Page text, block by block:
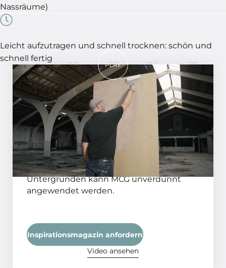
Nassräume)
Leicht aufzutragen und schnell trocknen: schön und
schnell fertig
PLAY
01 02 03 04 05
In 5 Schritten ein perfektes
Ergebnis!
SCHRITT 01
Wir empfehlen die MCG (Haft- und
Grundierdispersion) bei saugenden
Untergründen 1:1 mit Wasser zu
verdünnen. Bei nicht saugenden
Untergründen kann MCG unverdünnt
angewendet werden.
Inspirationsmagazin anfordern
Video ansehen